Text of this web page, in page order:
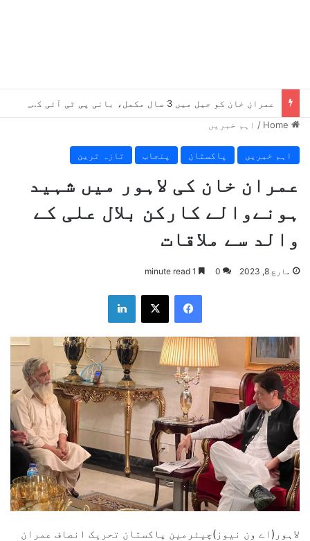
عمران خان کو جیل میں 3 سال مکمل، بانی پی ٹی آئی کو دستیاب سہولیات سے متعلق اہم رپورٹ سامنے آگئی
/ اہم خبریں
اہم خبریں پاکستان پنجاب تازہ ترین
عمران خان کی لاہور میں شہید
ہونےوالے کارکن بلال علی کے
والد سے ملاقات
مارچ 8, 2023 0
لاہور(اے ون نیوز)چیئرمین پاکستان تحریک انصاف عمران